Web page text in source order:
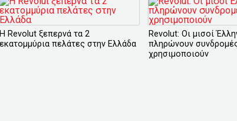
Η Revolut ξεπερνά τα 2
εκατομμύρια πελάτες στην Ελλάδα
Revolut: Οι μισοί
πληρώνουν
χρησιμοποιούν